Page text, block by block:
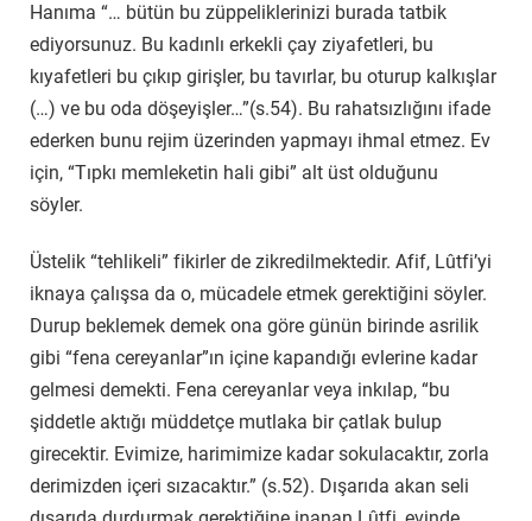
Hanıma “… bütün bu züppeliklerinizi burada tatbik
ediyorsunuz. Bu kadınlı erkekli çay ziyafetleri, bu
kıyafetleri bu çıkıp girişler, bu tavırlar, bu oturup kalkışlar
(…) ve bu oda döşeyişler…”(s.54). Bu rahatsızlığını ifade
ederken bunu rejim üzerinden yapmayı ihmal etmez. Ev
için, “Tıpkı memleketin hali gibi” alt üst olduğunu
söyler.
Üstelik “tehlikeli” fikirler de zikredilmektedir. Afif, Lûtfi’yi
iknaya çalışsa da o, mücadele etmek gerektiğini söyler.
Durup beklemek demek ona göre günün birinde asrilik
gibi “fena cereyanlar”ın içine kapandığı evlerine kadar
gelmesi demekti. Fena cereyanlar veya inkılap, “bu
şiddetle aktığı müddetçe mutlaka bir çatlak bulup
girecektir. Evimize, harimimize kadar sokulacaktır, zorla
derimizden içeri sızacaktır.” (s.52). Dışarıda akan seli